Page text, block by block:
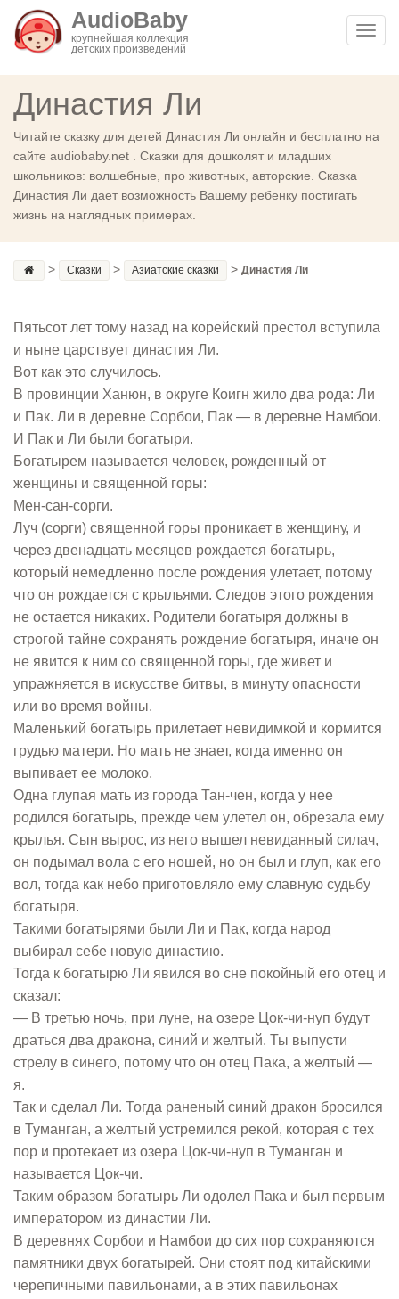
AudioBaby
крупнейшая коллекция
детских произведений
Династия Ли
Читайте сказку для детей Династия Ли онлайн и бесплатно на
сайте audiobaby.net . Сказки для дошколят и младших
школьников: волшебные, про животных, авторские. Сказка
Династия Ли дает возможность Вашему ребенку постигать
жизнь на наглядных примерах.
> Сказки > Азиатские сказки > Династия Ли
Пятьсот лет тому назад на корейский престол вступила
и ныне царствует династия Ли.
Вот как это случилось.
В провинции Ханюн, в округе Коигн жило два рода: Ли
и Пак. Ли в деревне Сорбои, Пак — в деревне Намбои.
И Пак и Ли были богатыри.
Богатырем называется человек, рожденный от
женщины и священной горы:
Мен-сан-сорги.
Луч (сорги) священной горы проникает в женщину, и
через двенадцать месяцев рождается богатырь,
который немедленно после рождения улетает, потому
что он рождается с крыльями. Следов этого рождения
не остается никаких. Родители богатыря должны в
строгой тайне сохранять рождение богатыря, иначе он
не явится к ним со священной горы, где живет и
упражняется в искусстве битвы, в минуту опасности
или во время войны.
Маленький богатырь прилетает невидимкой и кормится
грудью матери. Но мать не знает, когда именно он
выпивает ее молоко.
Одна глупая мать из города Тан-чен, когда у нее
родился богатырь, прежде чем улетел он, обрезала ему
крылья. Сын вырос, из него вышел невиданный силач,
он подымал вола с его ношей, но он был и глуп, как его
вол, тогда как небо приготовляло ему славную судьбу
богатыря.
Такими богатырями были Ли и Пак, когда народ
выбирал себе новую династию.
Тогда к богатырю Ли явился во сне покойный его отец и
сказал:
— В третью ночь, при луне, на озере Цок-чи-нуп будут
драться два дракона, синий и желтый. Ты выпусти
стрелу в синего, потому что он отец Пака, а желтый —
я.
Так и сделал Ли. Тогда раненый синий дракон бросился
в Туманган, а желтый устремился рекой, которая с тех
пор и протекает из озера Цок-чи-нуп в Туманган и
называется Цок-чи.
Таким образом богатырь Ли одолел Пака и был первым
императором из династии Ли.
В деревнях Сорбои и Намбои до сих пор сохраняются
памятники двух богатырей. Они стоят под китайскими
черепичными павильонами, а в этих павильонах